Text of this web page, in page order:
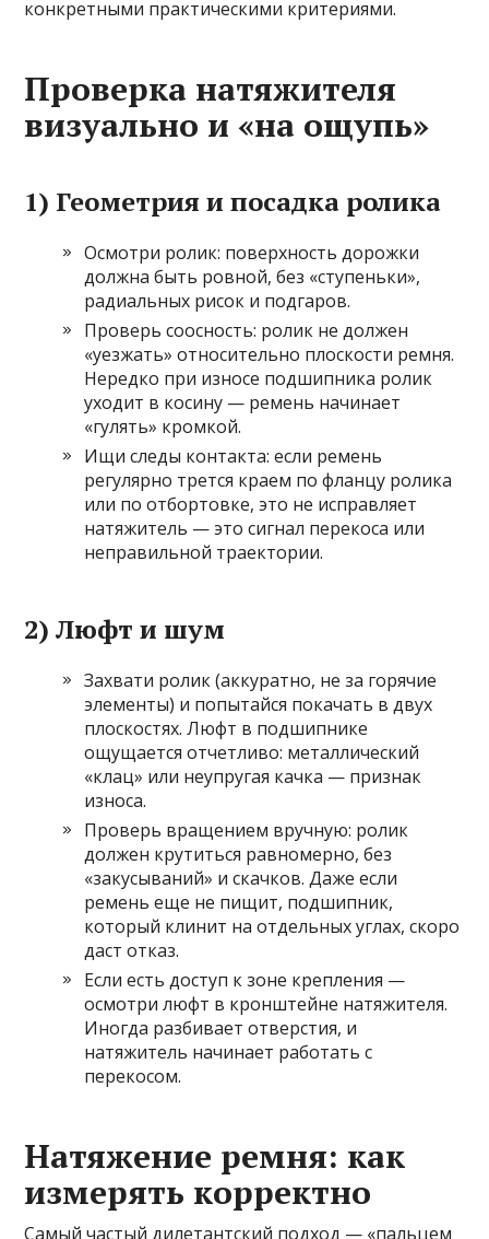
конкретными практическими критериями.
Проверка натяжителя
визуально и «на ощупь»
1) Геометрия и посадка ролика
Осмотри ролик: поверхность дорожки
должна быть ровной, без «ступеньки»,
радиальных рисок и подгаров.
Проверь соосность: ролик не должен
«уезжать» относительно плоскости ремня.
Нередко при износе подшипника ролик
уходит в косину — ремень начинает
«гулять» кромкой.
Ищи следы контакта: если ремень
регулярно трется краем по фланцу ролика
или по отбортовке, это не исправляет
натяжитель — это сигнал перекоса или
неправильной траектории.
2) Люфт и шум
Захвати ролик (аккуратно, не за горячие
элементы) и попытайся покачать в двух
плоскостях. Люфт в подшипнике
ощущается отчетливо: металлический
«клац» или неупругая качка — признак
износа.
Проверь вращением вручную: ролик
должен крутиться равномерно, без
«закусываний» и скачков. Даже если
ремень еще не пищит, подшипник,
который клинит на отдельных углах, скоро
даст отказ.
Если есть доступ к зоне крепления —
осмотри люфт в кронштейне натяжителя.
Иногда разбивает отверстия, и
натяжитель начинает работать с
перекосом.
Натяжение ремня: как
измерять корректно
Самый частый дилетантский подход — «пальцем